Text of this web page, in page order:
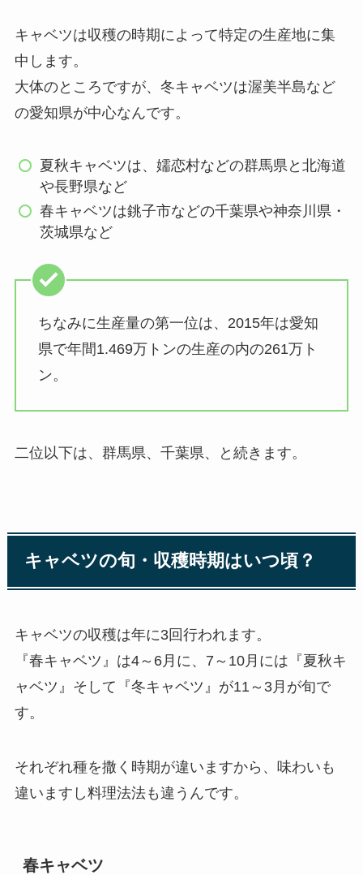
キャベツは収穫の時期によって特定の生産地に集
中します。
大体のところですが、冬キャベツは渥美半島など
の愛知県が中心なんです。
夏秋キャベツは、嬬恋村などの群馬県と北海道
や長野県など
春キャベツは銚子市などの千葉県や神奈川県・
茨城県など
ちなみに生産量の第一位は、2015年は愛知
県で年間1.469万トンの生産の内の261万ト
ン。
二位以下は、群馬県、千葉県、と続きます。
キャベツの旬・収穫時期はいつ頃？
キャベツの収穫は年に3回行われます。
『春キャベツ 』は4～6月に、7～10月には『夏秋キ
ャベツ 』そして『冬キャベツ 』が11～3月が旬で
す。
それぞれ種を撒く時期が違いますから、味わいも
違いますし料理法法も違うんです。
春キャベツ